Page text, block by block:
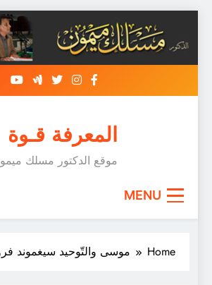
content
المعرفة قـوة
موقع الدكتور مسلك
MENU
Home موسى والتّوحيد سيغموند